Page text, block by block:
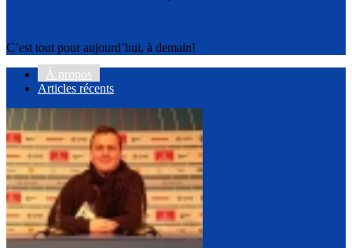
C’est tout pour aujourd’hui, à demain!
À propos
Articles récents